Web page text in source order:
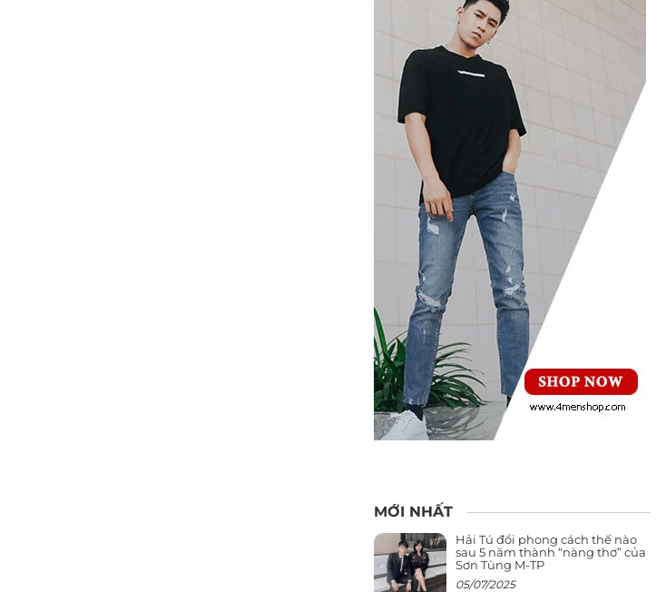
MỚI NHẤT
Hải Tú đổi phong cách thế nào
sau 5 năm thành “nàng thơ” của
Sơn Tùng M-TP
05/07/2025